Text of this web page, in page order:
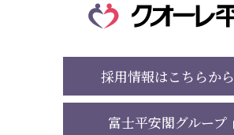
採用情報はこちらから
富士平安閣グループ